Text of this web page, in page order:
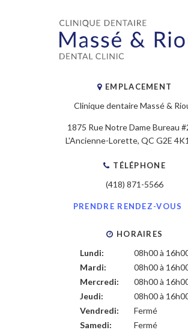
EMPLACEMENT
Clinique dentaire Massé &
1875 Rue Notre Dame Bureau
L'Ancienne-Lorette QC G2E 4K1
TÉLÉPHONE
(418) 871-5566
PRENDRE RENDEZ-VOUS
HORAIRES
Lundi:
08h00 à
Mardi:
08h00 à
Mercredi:
08h00 à
Jeudi:
08h00 à
Vendredi:
Fermé
Samedi:
Fermé